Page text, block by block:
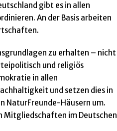
gibt es in allen
An der Basis arbeiten
zu erhalten – nicht
und religiös
in allen
und setzen dies in
NaturFreunde-Häusern um.
Mitgliedschaften im Deutschen